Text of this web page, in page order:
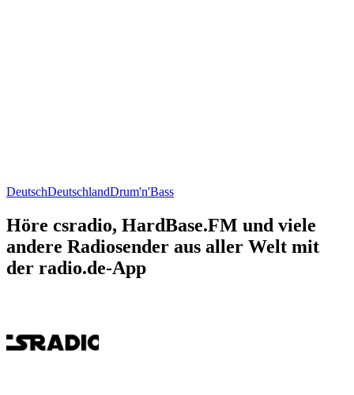
DeutschDeutschlandDrum'n'Bass
Höre csradio, HardBase.FM und viele
andere Radiosender aus aller Welt mit
der radio.de-App